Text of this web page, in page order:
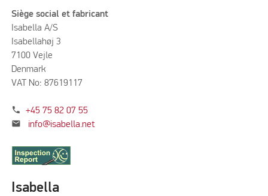
Siège social et fabricant
Isabella A/S
Isabellahøj 3
7100 Vejle
Denmark
VAT No: 87619117
phone +45 75 82 07 55
mail info@isabella.net
Isabella